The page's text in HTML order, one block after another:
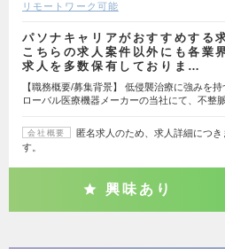
リモートワーク可能
パソナキャリアがおすすめする
こちらの求人案件以外にも各業
求人を多数保有しておりま…
【職務概要/募集背景】 低侵襲治療に強みを
ローバル医療機器メーカーの当社にて、不整
会社概要
匿名求人のため、求人詳細につ
す。
興味あり